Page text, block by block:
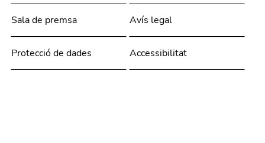
Sala de premsa Avís legal
Protecció de dades Accessibilitat